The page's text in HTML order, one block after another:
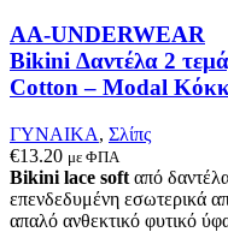
στη
σελίδα
του
προϊόντος
AA-UNDERWEAR
Bikini Δαντέλα 2
Cotton – Modal
ΓΥΝΑΙΚΑ, Σλίπς
€13.20 με ΦΠΑ
Bikini lace soft από
επενδεδυμένη εσωτερικά
απαλό ανθεκτικό φυτικό